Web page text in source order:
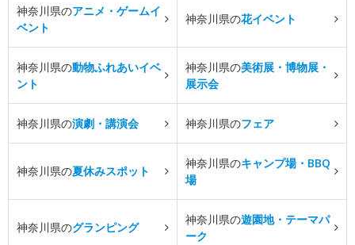
神奈川県のアニメ・ゲームイ
ベント
神奈川県の花イベント
神奈川県の動物ふれあいイベ
ント
神奈川県の美術展・博物展・
展示会
神奈川県の演劇・講演会 神奈川県のフェア
神奈川県の夏休みスポット
神奈川県のキャンプ場・BBQ
場
神奈川県のグランピング
神奈川県の遊園地・テーマパ
ーク